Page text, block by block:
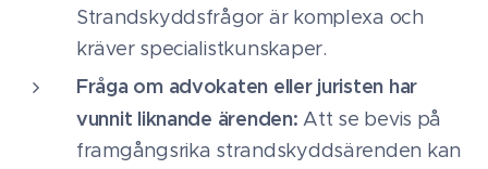
Strandskyddsfrågor är komplexa och
kräver specialistkunskaper.
Fråga om advokaten eller juristen har
vunnit liknande ärenden: Att se bevis på
framgångsrika strandskyddsärenden kan